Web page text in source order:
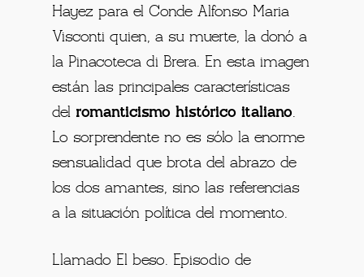
Hayez para el Conde Alfonso Maria
Visconti quien, a su muerte, la donó a
la Pinacoteca di Brera. En esta imagen
están las principales características
del romanticismo histórico italiano
Lo sorprendente no es sólo la enorme
sensualidad que brota del abrazo de
los dos amantes, sino las referencias
a la situación política del momento.
Llamado El beso. Episodio de